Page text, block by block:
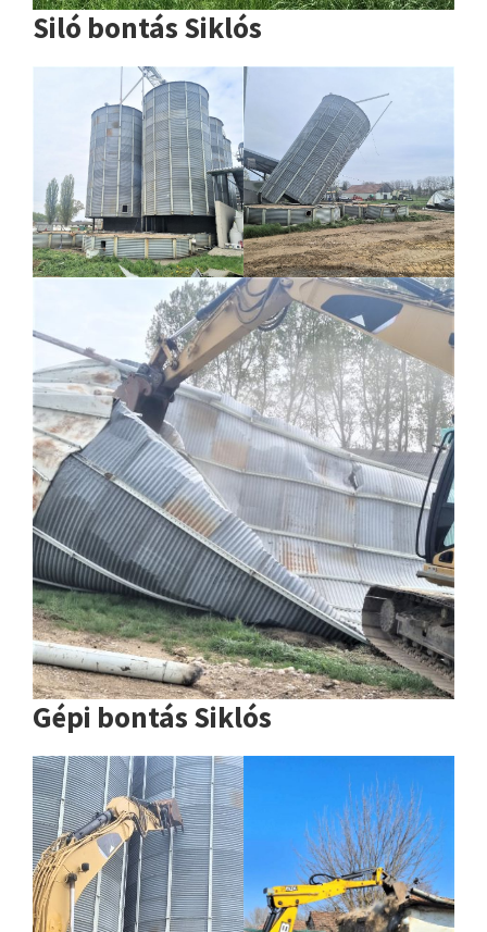
Siló bontás Siklós
Gépi bontás Siklós